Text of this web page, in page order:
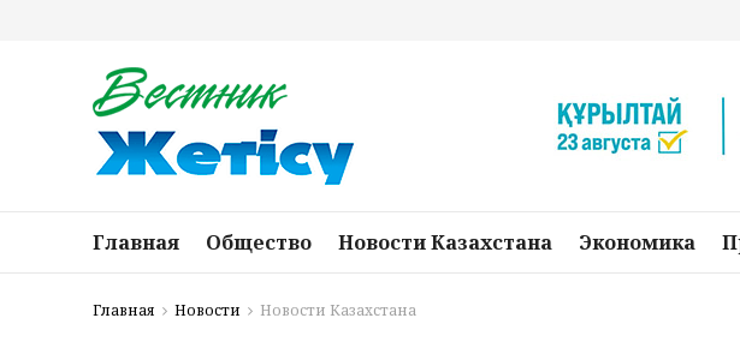
Главная Общество Новости Казахстана Экономика
Главная Новости Новости Казахстана